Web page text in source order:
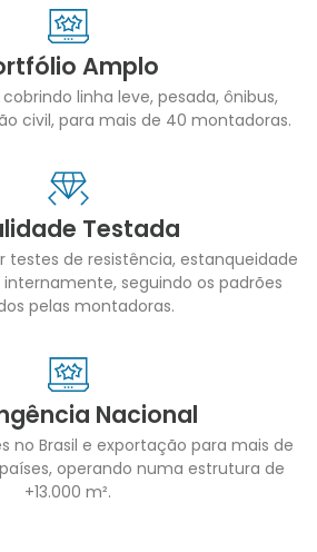
Amplo
cobrindo linha leve, pesada, ônibus,
civil, para mais de 40 montadoras.
Testada
testes de resistência, estanqueidade
seguindo os padrões
pelas montadoras.
Nacional
no Brasil e exportação para mais de
operando numa estrutura de
+13.000 m².